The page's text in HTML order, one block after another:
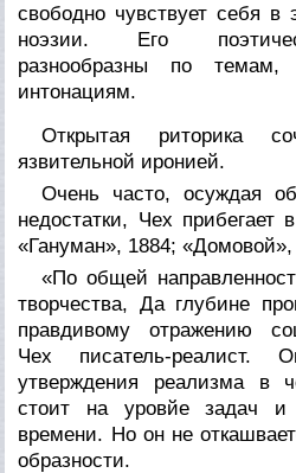
свободно чувствует себя в
ноэзии. Его
разнообразны по темам,
интонациям.
Открытая риторика
язвительной иронией.
Очень часто, осуждая
недостатки, Чех
«Гануман», 1884;
«По общей
творчества, Да глубине
правдивому отражению
Чех писатель-
утверждения реализма в
стоит на уровйе задач и
времени. Но он не
образности.